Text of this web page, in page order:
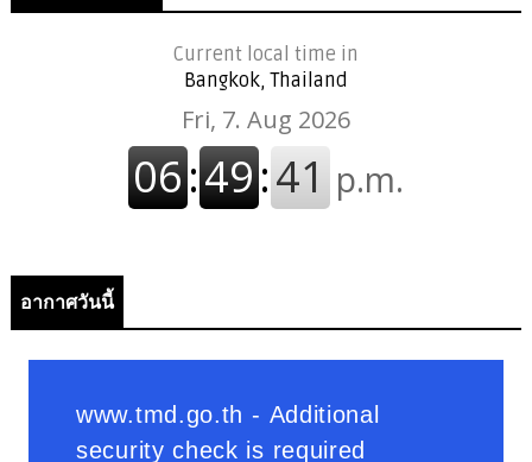
Current local time in
Bangkok, Thailand
อากาศวันนี้